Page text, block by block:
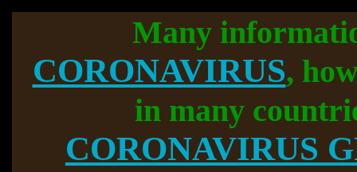
Many
CORONAVIRUS,
in many
CORONAVIRUS